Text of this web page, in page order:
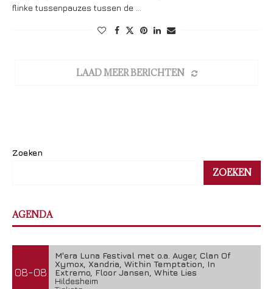
flinke tussenpauzes tussen de …
LAAD MEER BERICHTEN
Zoeken
ZOEKEN
AGENDA
08-08
M'era Luna Festival met o.a. Auger, Clan Of
Xymox, Xandria, Within Temptation, In
Extremo, Floor Jansen, White Lies
Hildesheim